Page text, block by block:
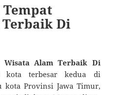
Di
Alam Terbaik Di
kota terbesar kedua di
kota Provinsi Jawa Timur,